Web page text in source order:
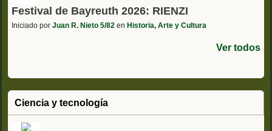
Festival de Bayreuth 2026: RIENZI
Iniciado por Juan R. Nieto 5/82 en Historia, Arte y Cultura
Ver todos
Ciencia y tecnología